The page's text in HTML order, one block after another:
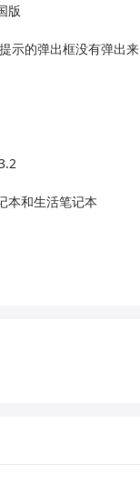
版
示的弹出框没有弹出来
本和生活笔记本